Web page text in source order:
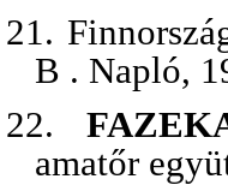
21.
B . Napló,
22.
amatőr